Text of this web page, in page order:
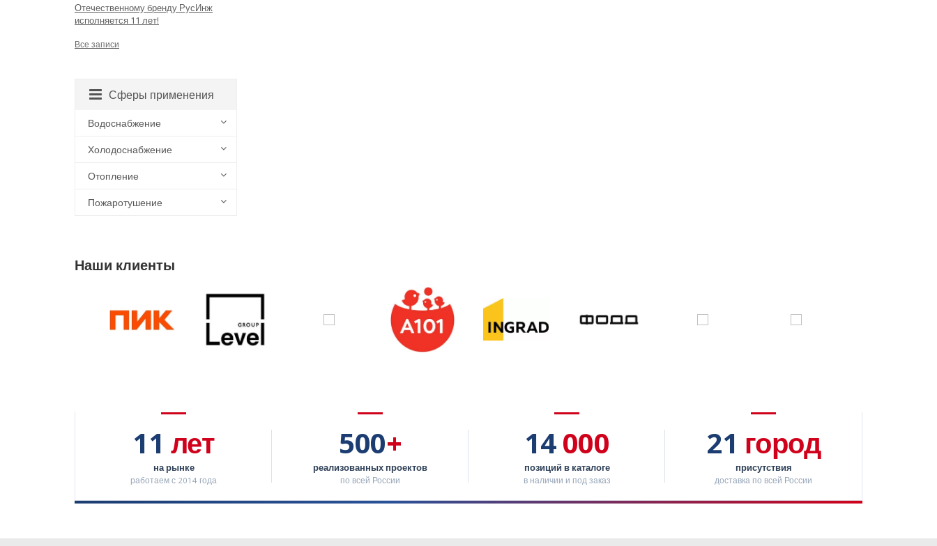
Отечественному бренду РусИнж
исполняется 11 лет!
Все записи
Сферы применения
Водоснабжение
Холодоснабжение
Отопление
Пожаротушение
Наши клиенты
11 лет
на рынке
работаем с 2014 года
500+
реализованных проектов
по всей России
14000
позиций в каталоге
в наличии и под заказ
21 город
присутствия
доставка по всей России